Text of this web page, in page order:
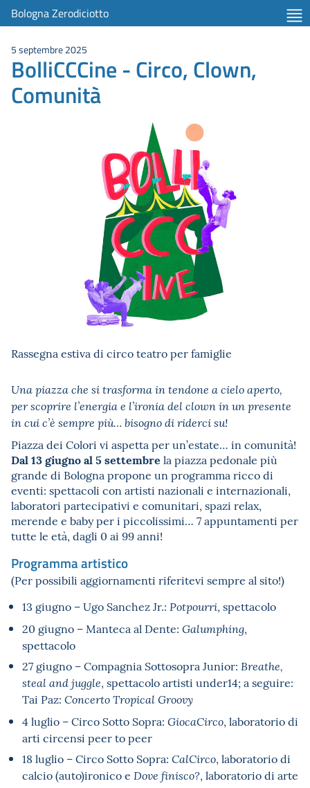
Bologna Zerodiciotto
5 septembre 2025
BolliCCCine - Circo, Clown,
Comunità
Rassegna estiva di circo teatro per famiglie
Una piazza che si trasforma in tendone a cielo aperto,
per scoprire l’energia e l’ironia del clown in un presente
in cui c’è sempre più… bisogno di riderci su!
Piazza dei Colori vi aspetta per un’estate… in comunità!
Dal 13 giugno al 5 settembre la piazza pedonale più
grande di Bologna propone un programma ricco di
eventi: spettacoli con artisti nazionali e internazionali,
laboratori partecipativi e comunitari, spazi relax,
merende e baby per i piccolissimi… 7 appuntamenti per
tutte le età, dagli 0 ai 99 anni!
Programma artistico
(Per possibili aggiornamenti riferitevi sempre al sito!)
13 giugno – Ugo Sanchez Jr.: Potpourri, spettacolo
20 giugno – Manteca al Dente: Galumphing,
spettacolo
27 giugno – Compagnia Sottosopra Junior: Breathe,
steal and juggle, spettacolo artisti under14; a seguire:
Tai Paz: Concerto Tropical Groovy
4 luglio – Circo Sotto Sopra: GiocaCirco, laboratorio di
arti circensi peer to peer
18 luglio – Circo Sotto Sopra: CalCirco, laboratorio di
calcio (auto)ironico e Dove finisco?, laboratorio di arte